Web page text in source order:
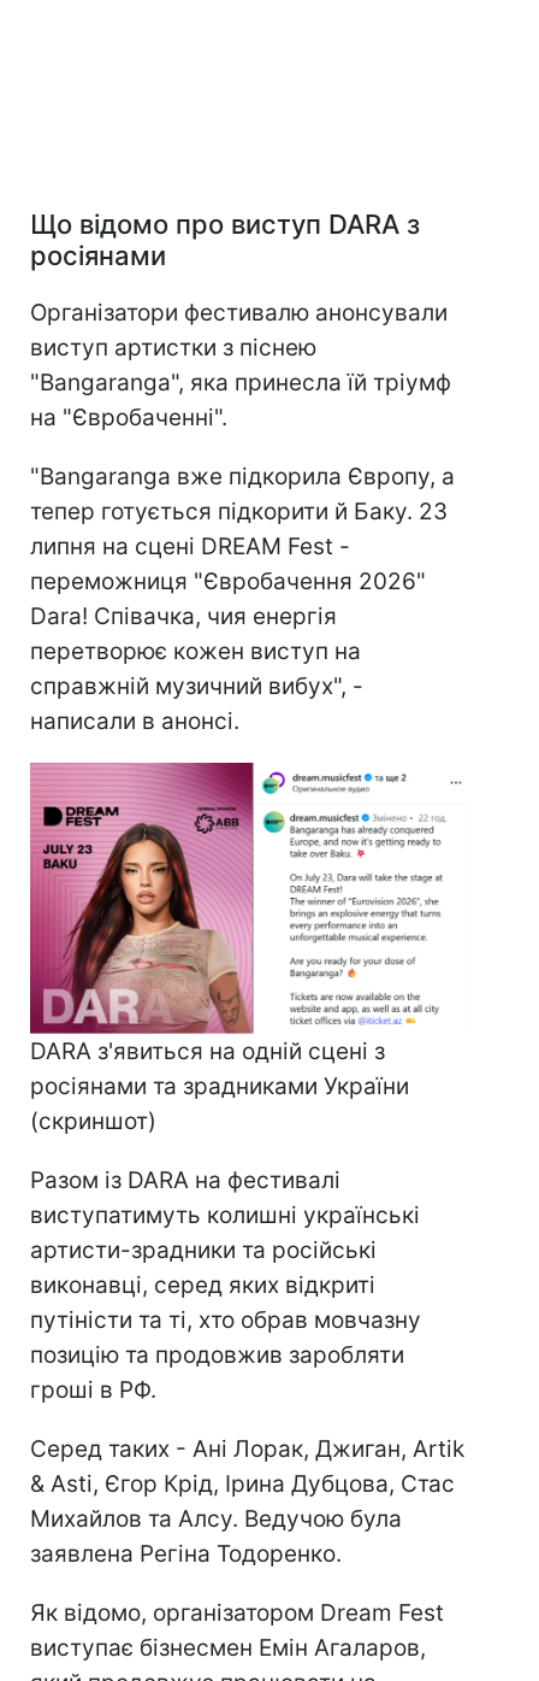
Що відомо про виступ DARA з
росіянами
Організатори фестивалю анонсували
виступ артистки з піснею
"Bangaranga", яка принесла їй тріумф
на "Євробаченні".
"Bangaranga вже підкорила Європу, а
тепер готується підкорити й Баку. 23
липня на сцені DREAM Fest -
переможниця "Євробачення 2026"
Dara! Співачка, чия енергія
перетворює кожен виступ на
справжній музичний вибух", -
написали в анонсі.
DARA з'явиться на одній сцені з
росіянами та зрадниками України
(скриншот)
Разом із DARA на фестивалі
виступатимуть колишні українські
артисти-зрадники та російські
виконавці, серед яких відкриті
путіністи та ті, хто обрав мовчазну
позицію та продовжив заробляти
гроші в РФ.
Серед таких - Ані Лорак, Джиган, Artik
& Asti, Єгор Крід, Ірина Дубцова, Стас
Михайлов та Алсу. Ведучою була
заявлена Регіна Тодоренко.
Як відомо, організатором Dream Fest
виступає бізнесмен Емін Агаларов,